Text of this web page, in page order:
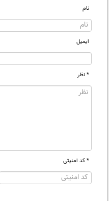
نام
ایمیل
* نظر
* کد امنیتی